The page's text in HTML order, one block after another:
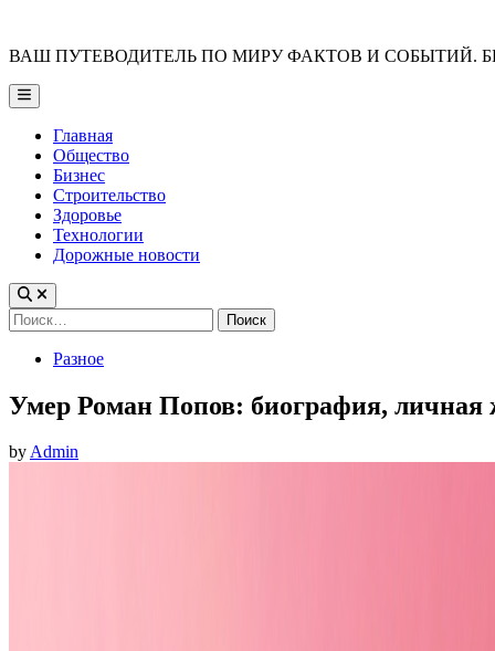
content
ВАШ ПУТЕВОДИТЕЛЬ ПО МИРУ ФАКТОВ И СОБЫТИЙ.
Main
Menu
Главная
Общество
Бизнес
Строительство
Здоровье
Технологии
Дорожные новости
Найти:
PostedРазное
Умер Роман Попов: биография, личная
byAdmin